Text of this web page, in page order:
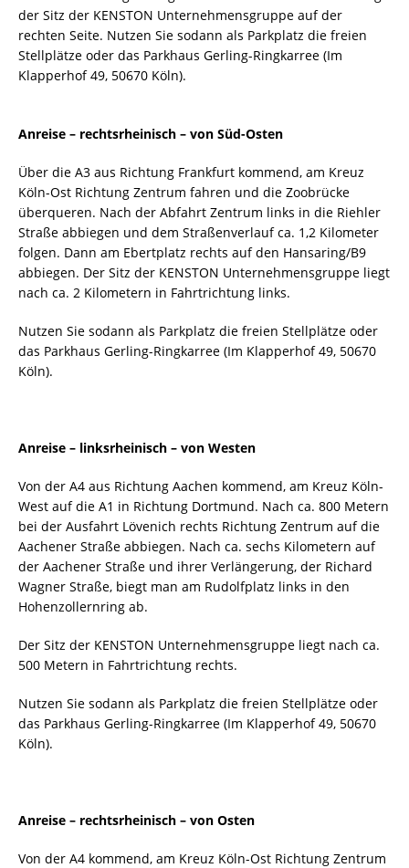
der Sitz der KENSTON Unternehmensgruppe auf der
rechten Seite. Nutzen Sie sodann als Parkplatz die freien
Stellplätze oder das Parkhaus Gerling-Ringkarree (Im
Klapperhof 49, 50670 Köln).
Anreise – rechtsrheinisch – von Süd-Osten
Über die A3 aus Richtung Frankfurt kommend, am Kreuz
Köln-Ost Richtung Zentrum fahren und die Zoobrücke
überqueren. Nach der Abfahrt Zentrum links in die Riehler
Straße abbiegen und dem Straßenverlauf ca. 1,2 Kilometer
folgen. Dann am Ebertplatz rechts auf den Hansaring/B9
abbiegen. Der Sitz der KENSTON Unternehmensgruppe liegt
nach ca. 2 Kilometern in Fahrtrichtung links.
Nutzen Sie sodann als Parkplatz die freien Stellplätze oder
das Parkhaus Gerling-Ringkarree (Im Klapperhof 49, 50670
Köln).
Anreise – linksrheinisch – von Westen
Von der A4 aus Richtung Aachen kommend, am Kreuz Köln-
West auf die A1 in Richtung Dortmund. Nach ca. 800 Metern
bei der Ausfahrt Lövenich rechts Richtung Zentrum auf die
Aachener Straße abbiegen. Nach ca. sechs Kilometern auf
der Aachener Straße und ihrer Verlängerung, der Richard
Wagner Straße, biegt man am Rudolfplatz links in den
Hohenzollernring ab.
Der Sitz der KENSTON Unternehmensgruppe liegt nach ca.
500 Metern in Fahrtrichtung rechts.
Nutzen Sie sodann als Parkplatz die freien Stellplätze oder
das Parkhaus Gerling-Ringkarree (Im Klapperhof 49, 50670
Köln).
Anreise – rechtsrheinisch – von Osten
Von der A4 kommend, am Kreuz Köln-Ost Richtung Zentrum